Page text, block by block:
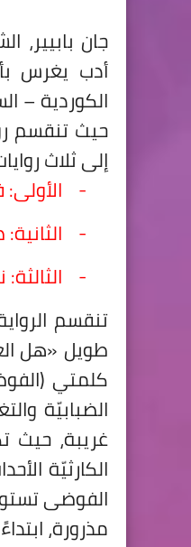
جان بابيير،
أدب يغرس
الكوردية –
إلى ثلاث
-
-
-
طويل «هل
كلمتي
الضبابيّة
غريبة، حيث
الكارثيّة
الفوضى
مذرورة،